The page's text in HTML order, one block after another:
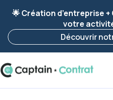
Reprendre
🌟 Création d’entreprise
votre
Découvrir